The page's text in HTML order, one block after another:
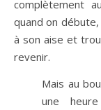
complètement
quand on
à son aise et
revenir.
Mais au
une